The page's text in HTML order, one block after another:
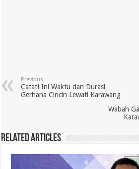
Previous
Catat! Ini Waktu dan Durasi
Gerhana Cincin Lewati Karawang
Wabah
Related Articles